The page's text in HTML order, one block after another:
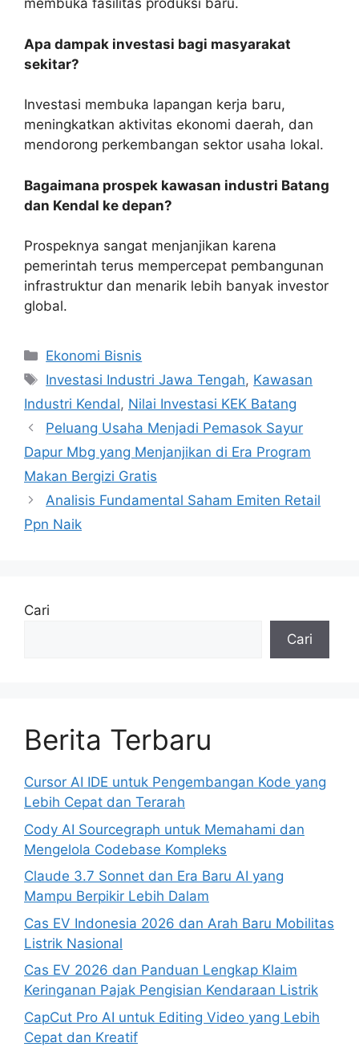
membuka fasilitas produksi baru.
Apa dampak investasi bagi masyarakat
sekitar?
Investasi membuka lapangan kerja baru,
meningkatkan aktivitas ekonomi daerah, dan
mendorong perkembangan sektor usaha lokal.
Bagaimana prospek kawasan industri Batang
dan Kendal ke depan?
Prospeknya sangat menjanjikan karena
pemerintah terus mempercepat pembangunan
infrastruktur dan menarik lebih banyak investor
global.
Kategori
Ekonomi Bisnis
Tag
Investasi Industri Jawa Tengah, Kawasan
Industri Kendal, Nilai Investasi KEK Batang
Peluang Usaha Menjadi Pemasok Sayur
Dapur Mbg yang Menjanjikan di Era Program
Makan Bergizi Gratis
Analisis Fundamental Saham Emiten Retail
Ppn Naik
Cari
Cari
Berita Terbaru
Cursor AI IDE untuk Pengembangan Kode yang
Lebih Cepat dan Terarah
Cody AI Sourcegraph untuk Memahami dan
Mengelola Codebase Kompleks
Claude 3.7 Sonnet dan Era Baru AI yang
Mampu Berpikir Lebih Dalam
Cas EV Indonesia 2026 dan Arah Baru Mobilitas
Listrik Nasional
Cas EV 2026 dan Panduan Lengkap Klaim
Keringanan Pajak Pengisian Kendaraan Listrik
CapCut Pro AI untuk Editing Video yang Lebih
Cepat dan Kreatif